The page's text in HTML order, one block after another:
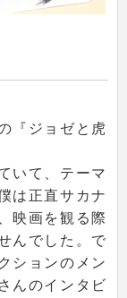
『ジョゼと虎
いて、テーマ
は正直サカナ
映画を観る際
んでした。で
ションのメン
んのインタビ